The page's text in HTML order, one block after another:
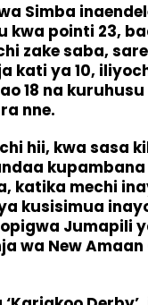
Simba
kwa pointi 23,
zake saba,
kati ya 10,
18 na
nne.
hii, kwa sasa
katika mechi
kusisimua
Jumapili
wa New Amaan